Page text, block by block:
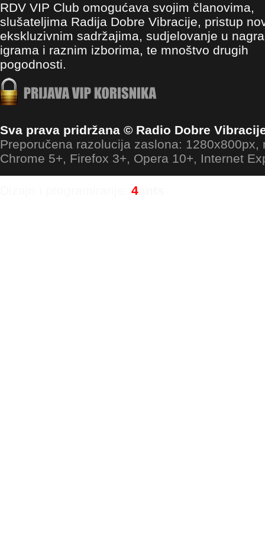
RDV VIP Club omogućava svojim članovima,
slušateljima Radija Dobre Vibracije, pristup
ekskluzivnim sadržajima, sudjelovanje u
igrama i raznim izborima, te mnoštvo drugih
pogodnosti.
Sva prava pridržana © Radio Dobre
Preporučena razolucija zaslona: 1280x800px,
Chrome 5+, Firefox 3+, Opera 10+, Internet
4